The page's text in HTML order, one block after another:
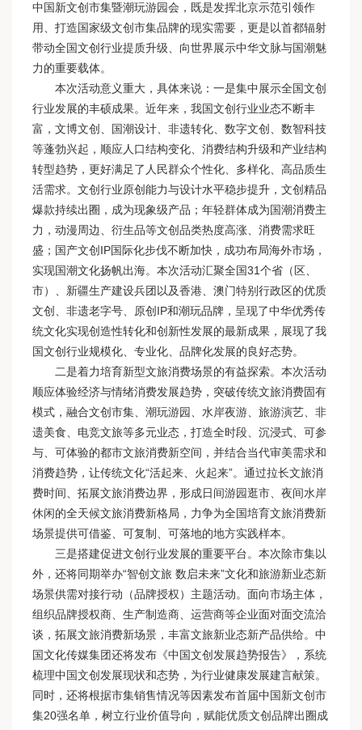
中国新文创市集暨潮玩游园会，既是发挥北京示范引领作
用、打造国家级文创市集品牌的现实需要，更是以首都辐射
带动全国文创行业提质升级、向世界展示中华文脉与国潮魅
力的重要载体。
本次活动意义重大，具体来说：一是集中展示全国文创
行业发展的丰硕成果。近年来，我国文创行业业态不断丰
富，文博文创、国潮设计、非遗转化、数字文创、数智科技
等蓬勃兴起，顺应人口结构变化、消费结构升级和产业结构
转型趋势，更好满足了人民群众个性化、多样化、高品质生
活需求。文创行业原创能力与设计水平稳步提升，文创精品
爆款持续出圈，成为现象级产品；年轻群体成为国潮消费主
力，动漫周边、衍生品等文创品类热度高涨、消费需求旺
盛；国产文创IP国际化步伐不断加快，成功布局海外市场，
实现国潮文化扬帆出海。本次活动汇聚全国31个省（区、
市）、新疆生产建设兵团以及香港、澳门特别行政区的优质
文创、非遗老字号、原创IP和潮玩品牌，呈现了中华优秀传
统文化实现创造性转化和创新性发展的最新成果，展现了我
国文创行业规模化、专业化、品牌化发展的良好态势。
二是着力培育新型文旅消费场景的有益探索。本次活动
顺应体验经济与情绪消费发展趋势，突破传统文旅消费固有
模式，融合文创市集、潮玩游园、水岸夜游、旅游演艺、非
遗美食、电竞文旅等多元业态，打造全时段、沉浸式、可参
与、可体验的都市文旅消费新空间，并结合当代审美需求和
消费趋势，让传统文化“活起来、火起来”。通过拉长文旅消
费时间、拓展文旅消费边界，形成日间游园逛市、夜间水岸
休闲的全天候文旅消费新格局，力争为全国培育文旅消费新
场景提供可借鉴、可复制、可落地的地方实践样本。
三是搭建促进文创行业发展的重要平台。本次除市集以
外，还将同期举办“智创文旅 数启未来”文化和旅游新业态新
场景供需对接行动（品牌授权）主题活动。面向市场主体，
组织品牌授权商、生产制造商、运营商等企业面对面交流洽
谈，拓展文旅消费新场景，丰富文旅新业态新产品供给。中
国文化传媒集团还将发布《中国文创发展趋势报告》，系统
梳理中国文创发展现状和态势，为行业健康发展建言献策。
同时，还将根据市集销售情况等因素发布首届中国新文创市
集20强名单，树立行业价值导向，赋能优质文创品牌出圈成